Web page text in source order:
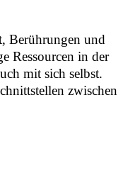
Berührungen und
Ressourcen in der
mit sich selbst.
zwischen